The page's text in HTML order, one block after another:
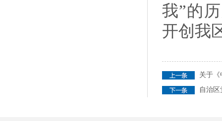
我”的
开创我
关于《
自治